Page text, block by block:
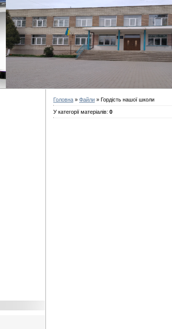
Головна » Файли » Гордість нашої школи
У категорії матеріалів: 0